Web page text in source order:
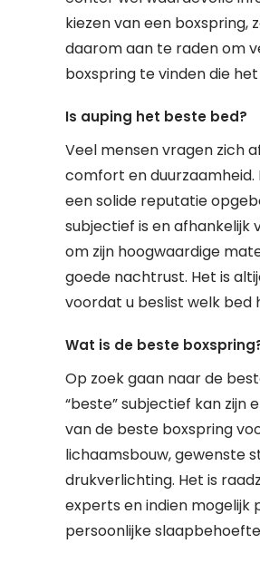
kiezen van een boxspring,
daarom aan te raden om
boxspring te vinden die
Is auping het beste bed?
Veel mensen vragen zich
comfort en duurzaamheid.
een solide reputatie
subjectief is en afhankelijk
om zijn hoogwaardige
goede nachtrust. Het is
voordat u beslist welk bed
Wat is de beste
Op zoek gaan naar de
“beste” subjectief kan zijn
van de beste boxspring
lichaamsbouw, gewenste
drukverlichting. Het is
experts en indien mogelijk
persoonlijke